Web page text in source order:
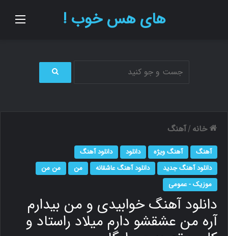
های هس خوب !
ج
ی
خانه / آهنگ
آهنگ آهنگ ویژه دانلود
دانلود آهنگ
دانلود آهنگ جدید
دانلود آهنگ عاشقانه من
من من
موزیک - عمومی
دانلود آهنگ خوابیدی و من بیدارم
آره من عشقشو دارم میلاد راستاد و